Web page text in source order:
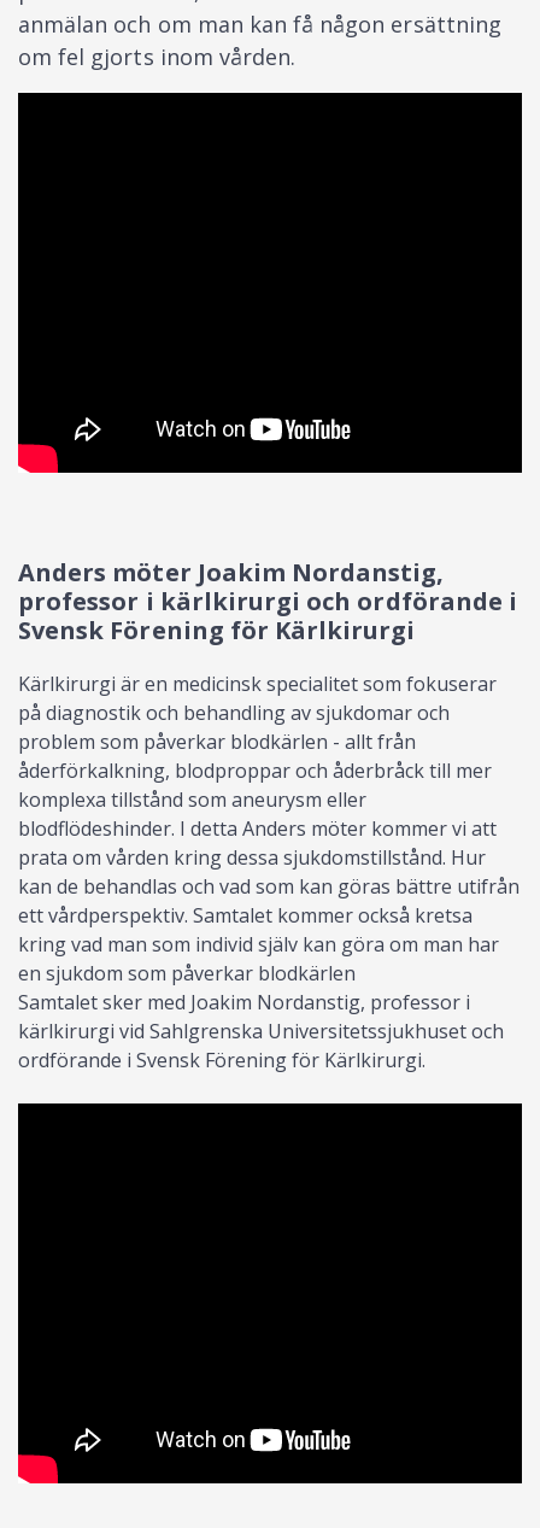
anmälan och om man kan få någon ersättning
om fel gjorts inom vården.
Anders möter Joakim Nordanstig,
professor i kärlkirurgi och ordförande i
Svensk Förening för Kärlkirurgi
Kärlkirurgi är en medicinsk specialitet som fokuserar
på diagnostik och behandling av sjukdomar och
problem som påverkar blodkärlen - allt från
åderförkalkning, blodproppar och åderbråck till mer
komplexa tillstånd som aneurysm eller
blodflödeshinder. I detta Anders möter kommer vi att
prata om vården kring dessa sjukdomstillstånd. Hur
kan de behandlas och vad som kan göras bättre utifrån
ett vårdperspektiv. Samtalet kommer också kretsa
kring vad man som individ själv kan göra om man har
en sjukdom som påverkar blodkärlen
Samtalet sker med Joakim Nordanstig, professor i
kärlkirurgi vid Sahlgrenska Universitetssjukhuset och
ordförande i Svensk Förening för Kärlkirurgi.